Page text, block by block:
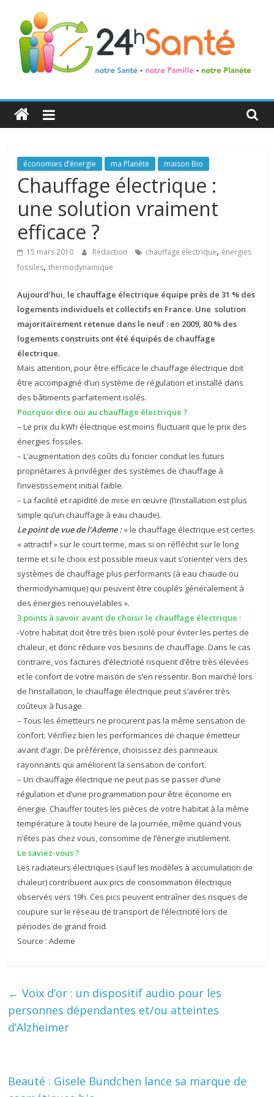
24h
Santé
La
santé
de
toute
famille
économies d’énergie ma Planète maison Bio
Chauffage électrique :
une solution vraiment
efficace ?
15 mars 2010 Rédaction chauffage électrique, énergies
fossiles,thermodynamique
Aujourd’hui, le chauffage électrique équipe près de 31 % des
logements individuels et collectifs en France. Une solution
majoritairement retenue dans le neuf : en 2009, 80 % des
logements construits ont été équipés de chauffage
électrique.
Mais attention, pour être efficace le chauffage électrique doit
être accompagné d’un système de régulation et installé dans
des bâtiments parfaitement isolés.
Pourquoi dire oui au chauffage électrique ?
– Le prix du kWh électrique est moins fluctuant que le prix des
énergies fossiles.
– L’augmentation des coûts du foncier conduit les futurs
propriétaires à privilégier des systèmes de chauffage à
l’investissement initial faible.
– La facilité et rapidité de mise en œuvre (l’installation est plus
simple qu’un chauffage à eau chaude).
Le point de vue de l’Ademe :« le chauffage électrique est certes
« attractif » sur le court terme, mais si on réfléchit sur le long
terme et si le choix est possible mieux vaut s’orienter vers des
systèmes de chauffage plus performants (à eau chaude ou
thermodynamique) qui peuvent être couplés généralement à
des énergies renouvelables ».
3 points à savoir avant de choisir le chauffage électrique :
-Votre habitat doit être très bien isolé pour éviter les pertes de
chaleur, et donc réduire vos besoins de chauffage. Dans le cas
contraire, vos factures d’électricité risquent d’être très élevées
et le confort de votre maison de s’en ressentir. Bon marché lors
de l’installation, le chauffage électrique peut s’avérer très
coûteux à l’usage.
– Tous les émetteurs ne procurent pas la même sensation de
confort. Vérifiez bien les performances de chaque émetteur
avant d’agir. De préférence, choisissez des panneaux
rayonnants qui améliorent la sensation de confort.
– Un chauffage électrique ne peut pas se passer d’une
régulation et d’une programmation pour être économe en
énergie. Chauffer toutes les pièces de votre habitat à la même
température à toute heure de la journée, même quand vous
n’êtes pas chez vous, consomme de l’énergie inutilement.
Le saviez-vous ?
Les radiateurs électriques (sauf les modèles à accumulation de
chaleur) contribuent aux pics de consommation électrique
observés vers 19h. Ces pics peuvent entraîner des risques de
coupure sur le réseau de transport de l’électricité lors de
périodes de grand froid.
Source : Ademe
← Voix d’or : un dispositif audio pour les
personnes dépendantes et/ou atteintes
d’Alzheimer
Beauté : Gisele Bündchen lance sa marque de